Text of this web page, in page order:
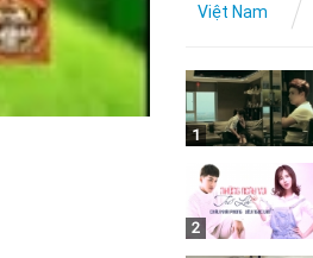
Việt Nam
1
2